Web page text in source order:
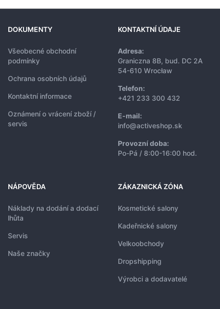
DOKUMENTY
Všeobecné obchodní
podmínky
Ochrana osobních údajů
Kontaktní informace
Oznámení o vrácení zboží /
servis
KONTAKTNÍ ÚDAJE
Adresa:
Graniczna 8B, bud. DC 2A
54-610 Wrocław
Telefon:
+421 233 300 432
E-mail:
info@activeshop.sk
Provozní doba:
Po-Pá / 8:00-16:00 hod.
NÁPOVĚDA
Náklady na dodání a dodací
lhůta
Servis
Naše značky
ZÁKAZNICKÁ ZÓNA
Kosmetické salony
Kadeřnické salony
Velkoobchody
Dropshipping
Výrobci a dodavatelé